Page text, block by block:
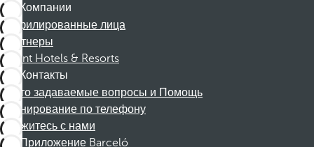
Компании
Аффилированные лица
Партнеры
Dorint Hotels & Resorts
Контакты
Часто задаваемые вопросы и Помощь
Бронирование по телефону
Свяжитесь с нами
Приложение Barceló